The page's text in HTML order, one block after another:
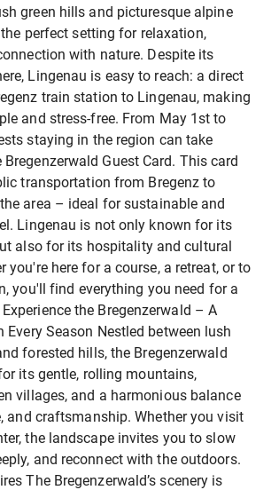
von Videos,Fotosund
die Teilnehmenden ihre
, lernen kreative Wege zur
Bildungsinhalten kennen und
von Medien für
und Reflexion.
Austausch & Networking
ganz Europa kommen zusammen,
undkulturelle
Dies schafft
und fördert die
über den Kurs hinaus.
werden an
Fitnesslevel angepasst, sodass
und komfortabel
teilnehmen
Wissensvon Lehrkräften über
und nachhaltige Praktiken
von Outdoor-Lernenund
Bildung als Werkzeuge für
und Wohlbefinden
der Zusammenhänge von
Ernährung und
praktischer, direkt einsetzbarer
für verschiedene Schulfächer
der digitalen Kompetenzen
Medienarbeit und Content-
des interkulturellen Austauschs
Netzwerks innerhalb der
Gemeinschaft
der Entwicklung inklusiver und
Lehrmethoden, die auf
Lernbedürfnisse und
zu vielen Bergbahnenin der
Eintritt in öffentliche Freibäder
Preise für unsere
für unsere
in allen Partnerunterkünften, das
Lingenau: Unterkunft mit
oder Halbpension
in Hittisau: Unterkunft mit
in Langenegg:
Selbstversorger-Ferienhaus für
komfortablen Aufenthalt zu
, während Sie Ihre Zeit in
RegionVorarlberg optimal
with half board - Harald's
in Langenegg: Beautyful self-
house for 2-3 people Enjoy a
stay at exclusive rates while
most of your time in the beautiful
region! Contact us for details and
green hills and picturesque alpine
perfect setting for relaxation,
with nature. Despite its
Lingenau is easy to reach: a direct
train station to Lingenau, making
and stress-free. From May 1st to
staying in the region can take
Guest Card. This card
transportation from Bregenz to
area – ideal for sustainable and
Lingenau is not only known for its
also for its hospitality and cultural
you're here for a course, a retreat, or to
you'll find everything you need for a
the Bregenzerwald – A
Every Season Nestled between lush
forested hills, the Bregenzerwald
its gentle, rolling mountains,
villages, and a harmonious balance
and craftsmanship. Whether you visit
the landscape invites you to slow
and reconnect with the outdoors.
The Bregenzerwald’s scenery is